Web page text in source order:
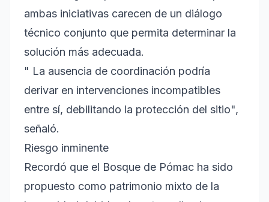
ambas iniciativas carecen de un diálogo
técnico conjunto que permita determinar la
solución más adecuada.
" La ausencia de coordinación podría
derivar en intervenciones incompatibles
entre sí, debilitando la protección del sitio",
señaló.
Riesgo inminente
Recordó que el Bosque de Pómac ha sido
propuesto como patrimonio mixto de la